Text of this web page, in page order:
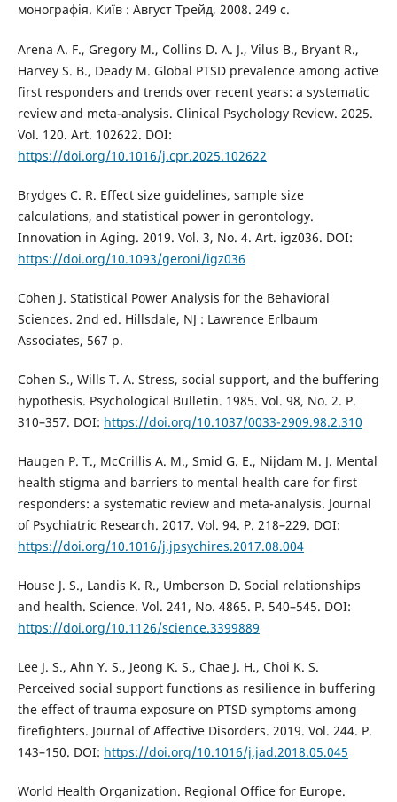
монографія. Київ : Август Трейд, 2008. 249 с.
Arena A. F., Gregory M., Collins D. A. J., Vilus B., Bryant R.,
Harvey S. B., Deady M. Global PTSD prevalence among active
first responders and trends over recent years: a systematic
review and meta-analysis. Clinical Psychology Review. 2025.
Vol. 120. Art. 102622. DOI:
https://doi.org/10.1016/j.cpr.2025.102622
Brydges C. R. Effect size guidelines, sample size
calculations, and statistical power in gerontology.
Innovation in Aging. 2019. Vol. 3, No. 4. Art. igz036. DOI:
https://doi.org/10.1093/geroni/igz036
Cohen J. Statistical Power Analysis for the Behavioral
Sciences. 2nd ed. Hillsdale, NJ : Lawrence Erlbaum
Associates, 567 p.
Cohen S., Wills T. A. Stress, social support, and the buffering
hypothesis. Psychological Bulletin. 1985. Vol. 98, No. 2. P.
310–357. DOI: https://doi.org/10.1037/0033-2909.98.2.310
Haugen P. T., McCrillis A. M., Smid G. E., Nijdam M. J. Mental
health stigma and barriers to mental health care for first
responders: a systematic review and meta-analysis. Journal
of Psychiatric Research. 2017. Vol. 94. P. 218–229. DOI:
https://doi.org/10.1016/j.jpsychires.2017.08.004
House J. S., Landis K. R., Umberson D. Social relationships
and health. Science. Vol. 241, No. 4865. P. 540–545. DOI:
https://doi.org/10.1126/science.3399889
Lee J. S., Ahn Y. S., Jeong K. S., Chae J. H., Choi K. S.
Perceived social support functions as resilience in buffering
the effect of trauma exposure on PTSD symptoms among
firefighters. Journal of Affective Disorders. 2019. Vol. 244. P.
143–150. DOI: https://doi.org/10.1016/j.jad.2018.05.045
World Health Organization. Regional Office for Europe.